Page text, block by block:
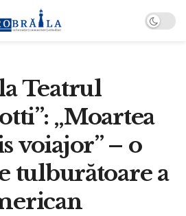
Teatrul
„Moartea
voiajor” – o
tulburătoare a